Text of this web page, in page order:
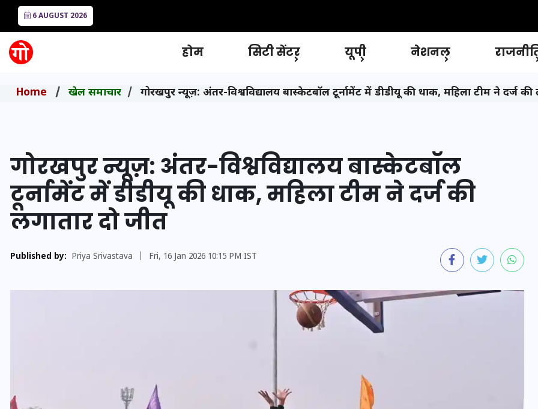
6 AUGUST 2026
होम सिटी सेंटर यूपी नेशनल
Home खेल समाचार गोरखपुर न्यूज़: अंतर-विश्वविद्यालय बास्केटबॉल टूर्नामेंट में डीडीयू की धाक, महिला टीम ने दर्ज की
गोरखपुर न्यूज़: अंतर-विश्वविद्यालय बास्केटबॉल
टूर्नामेंट में डीडीयू की धाक, महिला टीम ने दर्ज की
लगातार दो जीत
Published by: Priya Srivastava Fri, 16 Jan 2026 10:15 PM IST